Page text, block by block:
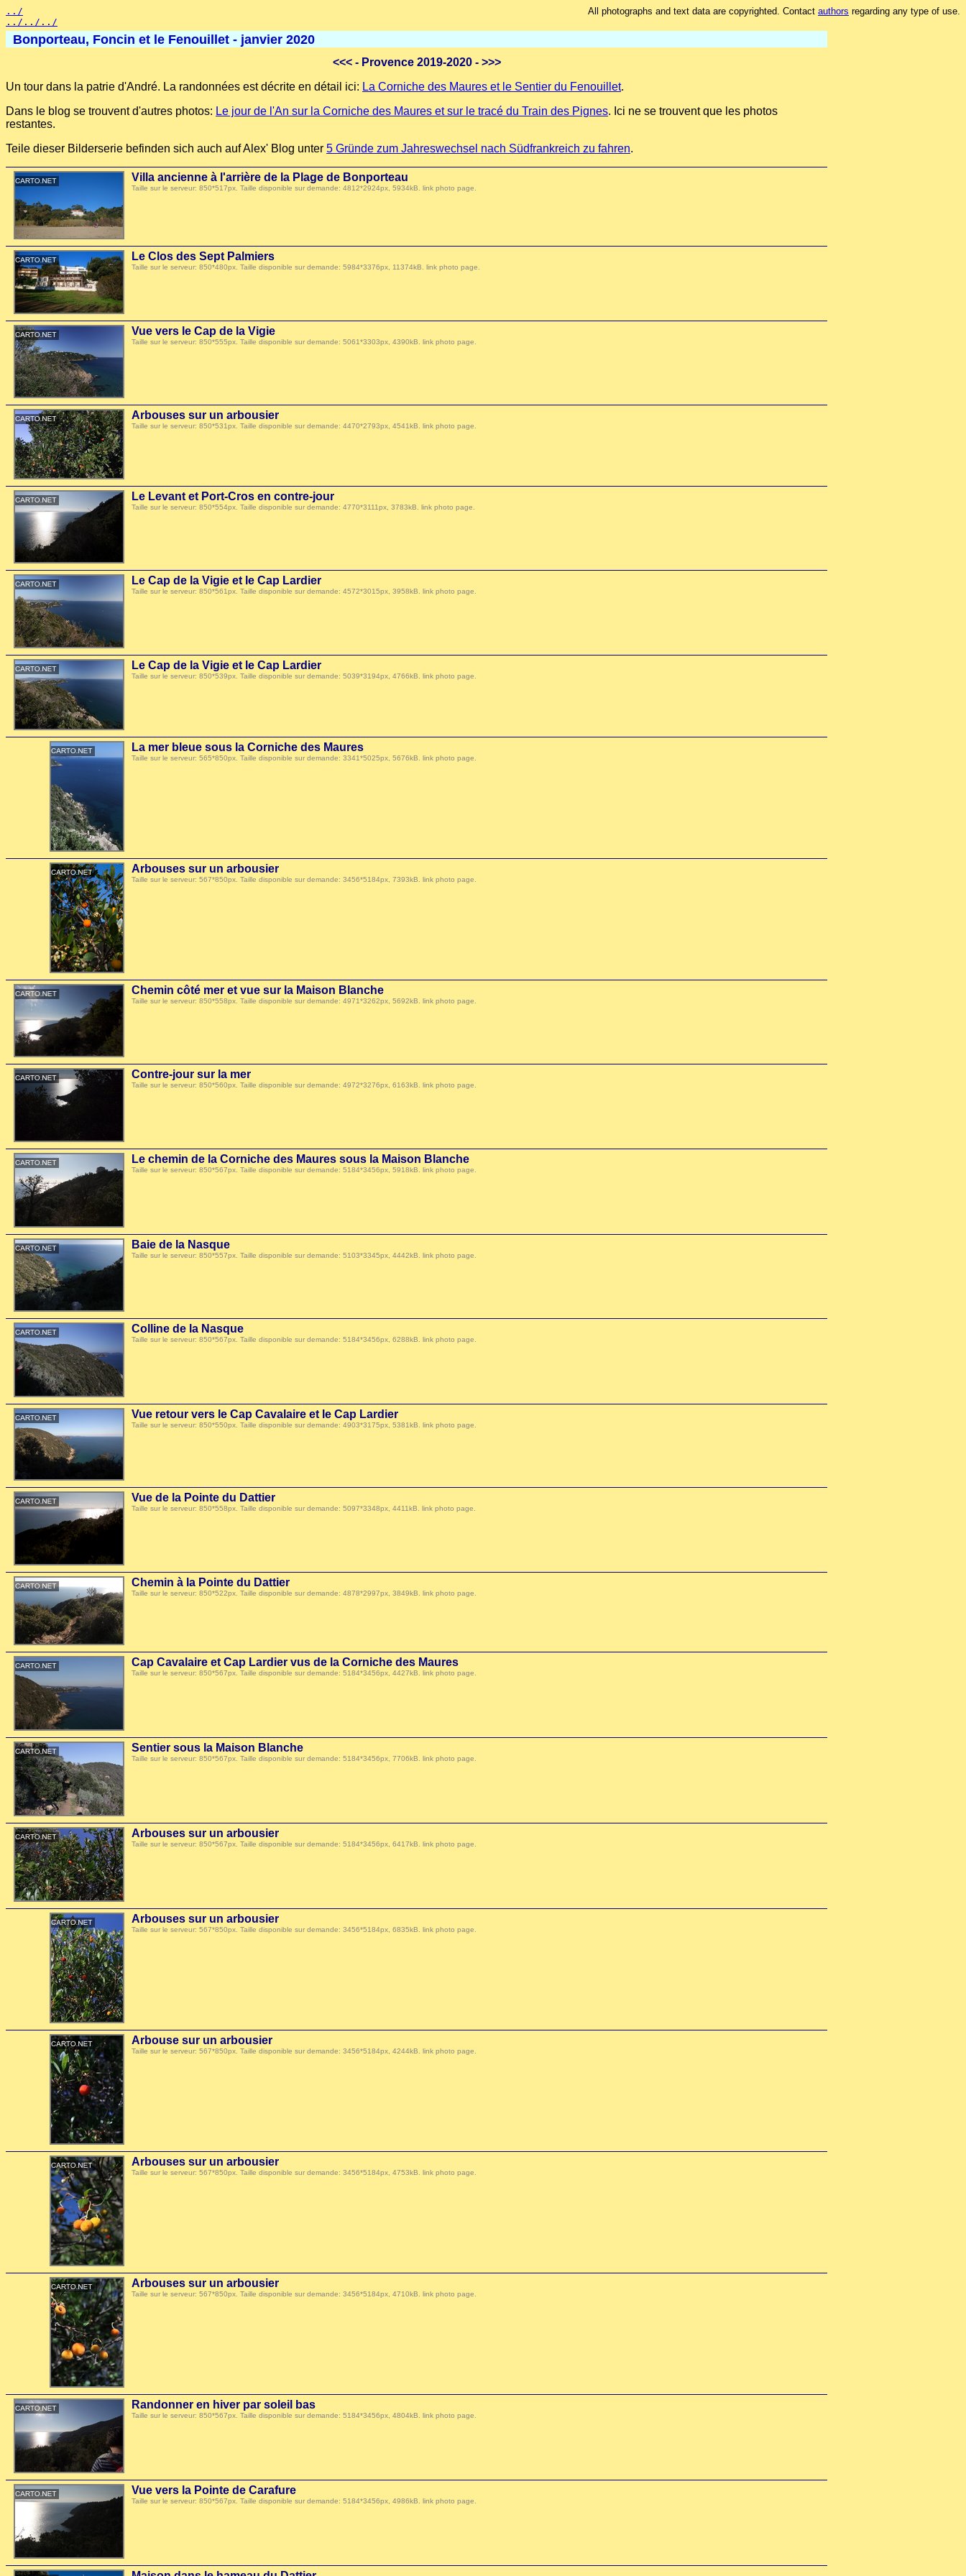
../
../../../
All photographs and text data are copyrighted. Contact authors regarding any type of use.
Bonporteau, Foncin et le Fenouillet - janvier 2020
<<<- Provence 2019-2020 - >>>
Un tour dans la patrie d'André. La randonnées est décrite en détail ici: La Corniche des Maures et le Sentier du Fenouillet.
Dans le blog se trouvent d'autres photos: Le jour de l'An sur la Corniche des Maures et sur le tracé du Train des Pignes. Ici ne se trouvent que les photos
restantes.
Teile dieser Bilderserie befinden sich auch auf Alex' Blog unter 5 Gründe zum Jahreswechsel nach Südfrankreich zu fahren.
Villa ancienne à l'arrière de la Plage de Bonporteau
Taille sur le serveur: 850*517px. Taille disponible sur demande: 4812*2924px, 5934kB. link photo page
Le Clos des Sept Palmiers
Taille sur le serveur: 850*480px. Taille disponible sur demande: 5984*3376px, 11374kB. link photo page
Vue vers le Cap de la Vigie
Taille sur le serveur: 850*555px. Taille disponible sur demande: 5061*3303px, 4390kB. link photo page
Arbouses sur un arbousier
Taille sur le serveur: 850*531px. Taille disponible sur demande: 4470*2793px, 4541kB. link photo page
Le Levant et Port-Cros en contre-jour
Taille sur le serveur: 850*554px. Taille disponible sur demande: 4770*3111px, 3783kB. link photo page
Le Cap de la Vigie et le Cap Lardier
Taille sur le serveur: 850*561px. Taille disponible sur demande: 4572*3015px, 3958kB. link photo page
Le Cap de la Vigie et le Cap Lardier
Taille sur le serveur: 850*539px. Taille disponible sur demande: 5039*3194px, 4766kB. link photo page
La mer bleue sous la Corniche des Maures
Taille sur le serveur: 565*850px. Taille disponible sur demande: 3341*5025px, 5676kB. link photo page
Arbouses sur un arbousier
Taille sur le serveur: 567*850px. Taille disponible sur demande: 3456*5184px, 7393kB. link photo page
Chemin côté mer et vue sur la Maison Blanche
Taille sur le serveur: 850*558px. Taille disponible sur demande: 4971*3262px, 5692kB. link photo page
Contre-jour sur la mer
Taille sur le serveur: 850*560px. Taille disponible sur demande: 4972*3276px, 6163kB. link photo page
Le chemin de la Corniche des Maures sous la Maison Blanche
Taille sur le serveur: 850*567px. Taille disponible sur demande: 5184*3456px, 5918kB. link photo page
Baie de la Nasque
Taille sur le serveur: 850*557px. Taille disponible sur demande: 5103*3345px, 4442kB. link photo page
Colline de la Nasque
Taille sur le serveur: 850*567px. Taille disponible sur demande: 5184*3456px, 6288kB. link photo page
Vue retour vers le Cap Cavalaire et le Cap Lardier
Taille sur le serveur: 850*550px. Taille disponible sur demande: 4903*3175px, 5381kB. link photo page
Vue de la Pointe du Dattier
Taille sur le serveur: 850*558px. Taille disponible sur demande: 5097*3348px, 4411kB. link photo page
Chemin à la Pointe du Dattier
Taille sur le serveur: 850*522px. Taille disponible sur demande: 4878*2997px, 3849kB. link photo page
Cap Cavalaire et Cap Lardier vus de la Corniche des Maures
Taille sur le serveur: 850*567px. Taille disponible sur demande: 5184*3456px, 4427kB. link photo page
Sentier sous la Maison Blanche
Taille sur le serveur: 850*567px. Taille disponible sur demande: 5184*3456px, 7706kB. link photo page
Arbouses sur un arbousier
Taille sur le serveur: 850*567px. Taille disponible sur demande: 5184*3456px, 6417kB. link photo page
Arbouses sur un arbousier
Taille sur le serveur: 567*850px. Taille disponible sur demande: 3456*5184px, 6835kB. link photo page
Arbouse sur un arbousier
Taille sur le serveur: 567*850px. Taille disponible sur demande: 3456*5184px, 4244kB. link photo page
Arbouses sur un arbousier
Taille sur le serveur: 567*850px. Taille disponible sur demande: 3456*5184px, 4753kB. link photo page
Arbouses sur un arbousier
Taille sur le serveur: 567*850px. Taille disponible sur demande: 3456*5184px, 4710kB. link photo page
Randonner en hiver par soleil bas
Taille sur le serveur: 850*567px. Taille disponible sur demande: 5184*3456px, 4804kB. link photo page
Vue vers la Pointe de Carafure
Taille sur le serveur: 850*567px. Taille disponible sur demande: 5184*3456px, 4986kB. link photo page